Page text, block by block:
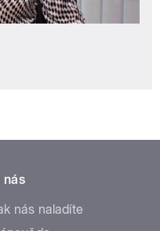
nás
nás naladíte